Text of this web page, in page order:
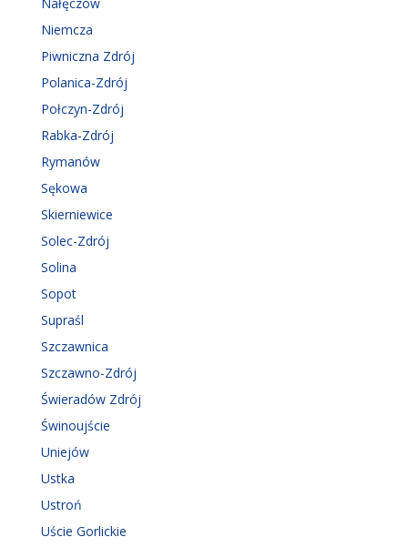
Niemcza
Piwniczna Zdrój
Polanica-Zdrój
Połczyn-Zdrój
Rabka-Zdrój
Rymanów
Sękowa
Skierniewice
Solec-Zdrój
Solina
Sopot
Supraśl
Szczawnica
Szczawno-Zdrój
Świeradów Zdrój
Świnoujście
Uniejów
Ustka
Ustroń
Uście Gorlickie